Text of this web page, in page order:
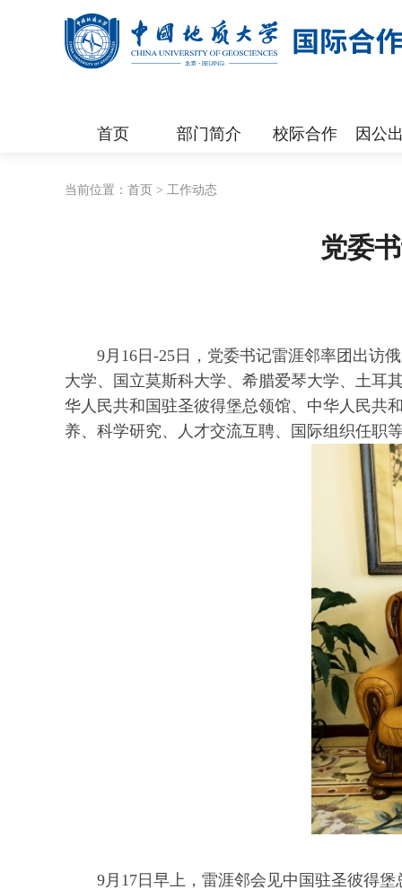
首页 部门简介 校际合作 因公
当前位置： 首页 > 工作动态
党委
9月16日-25日，党委书记雷涯邻率团出访
大学、国立莫斯科大学、希腊爱琴大学、土耳
华人民共和国驻圣彼得堡总领馆、中华人民共
养、科学研究、人才交流互聘、国际组织任职
9月17日早上，雷涯邻会见中国驻圣彼得